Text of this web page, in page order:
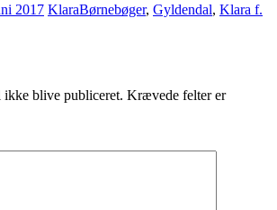
2017 KlaraBørnebøger, Gyldendal, Klara f.
ikke blive publiceret. Krævede felter er